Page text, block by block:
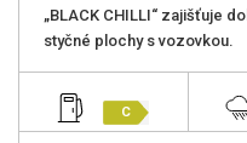
„BLACK CHILLI“ zajišťuje
styčné plochy s vozovkou.
C